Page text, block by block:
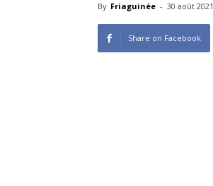
By Friaguinée - 30 août 2021
Share on Facebook